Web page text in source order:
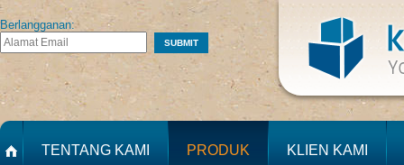
Berlangganan:
TENTANG KAMI PRODUK KLIEN KAMI